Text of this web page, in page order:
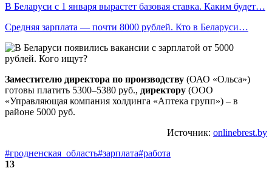
В Беларуси с 1 января вырастет базовая ставка. Каким будет…
Средняя зарплата — почти 8000 рублей. Кто в Беларуси…
Заместителю директора по производству (ОАО «Ольса»)
готовы платить 5300–5380 руб., директору (ООО
«Управляющая компания холдинга «Аптека групп») – в
районе 5000 руб.
Источник: onlinebrest.by
#гродненская_область#зарплата#работа
13